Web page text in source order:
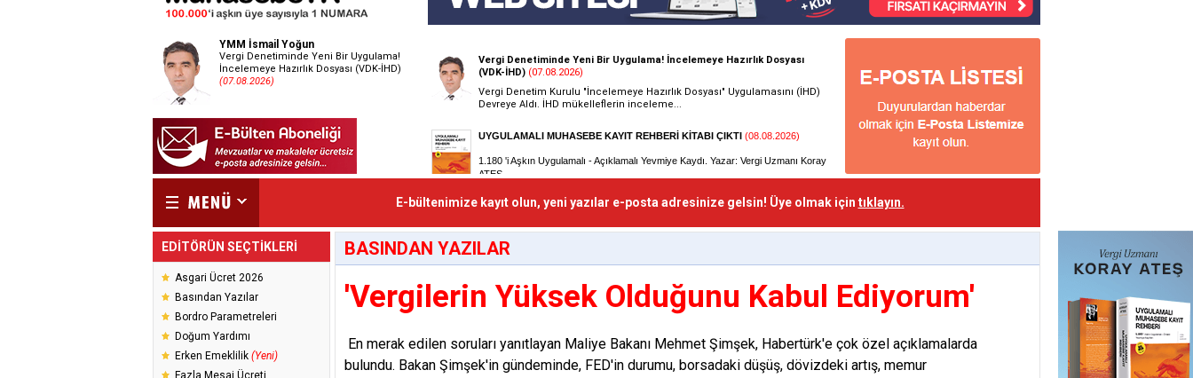
YMM İsmail Yoğun
Vergi Denetiminde Yeni Bir Uygulama!
İncelemeye Hazırlık Dosyası (VDK-İHD)
(07.08.2026)
E-bültenimize kayıt olun, yeni yazılar e-posta adresinize gelsin! Üye olmak için tıklayın.
EDİTÖRÜN SEÇTİKLERİ
Asgari Ücret 2026
Basından Yazılar
Bordro Parametreleri
Doğum Yardımı
Erken Emeklilik (Yeni)
Fazla Mesai Ücreti
BASINDAN YAZILAR
'Vergilerin Yüksek Olduğunu Kabul Ediyorum'
En merak edilen soruları yanıtlayan Maliye Bakanı Mehmet Şimşek, Habertürk'e çok özel açıklamalarda
bulundu. Bakan Şimşek'in gündeminde, FED'in durumu, borsadaki düşüş, dövizdeki artış, memur